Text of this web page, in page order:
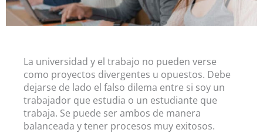
La universidad y el trabajo no pueden verse
como proyectos divergentes u opuestos. Debe
dejarse de lado el falso dilema entre si soy un
trabajador que estudia o un estudiante que
trabaja. Se puede ser ambos de manera
balanceada y tener procesos muy exitosos.